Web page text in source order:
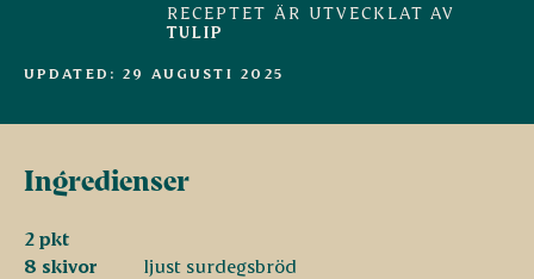
RECEPTET ÄR UTVECKLAT AV
TULIP
UPDATED: 29 AUGUSTI 2025
Ingredienser
2 pkt
8 skivor
ljust surdegsbröd